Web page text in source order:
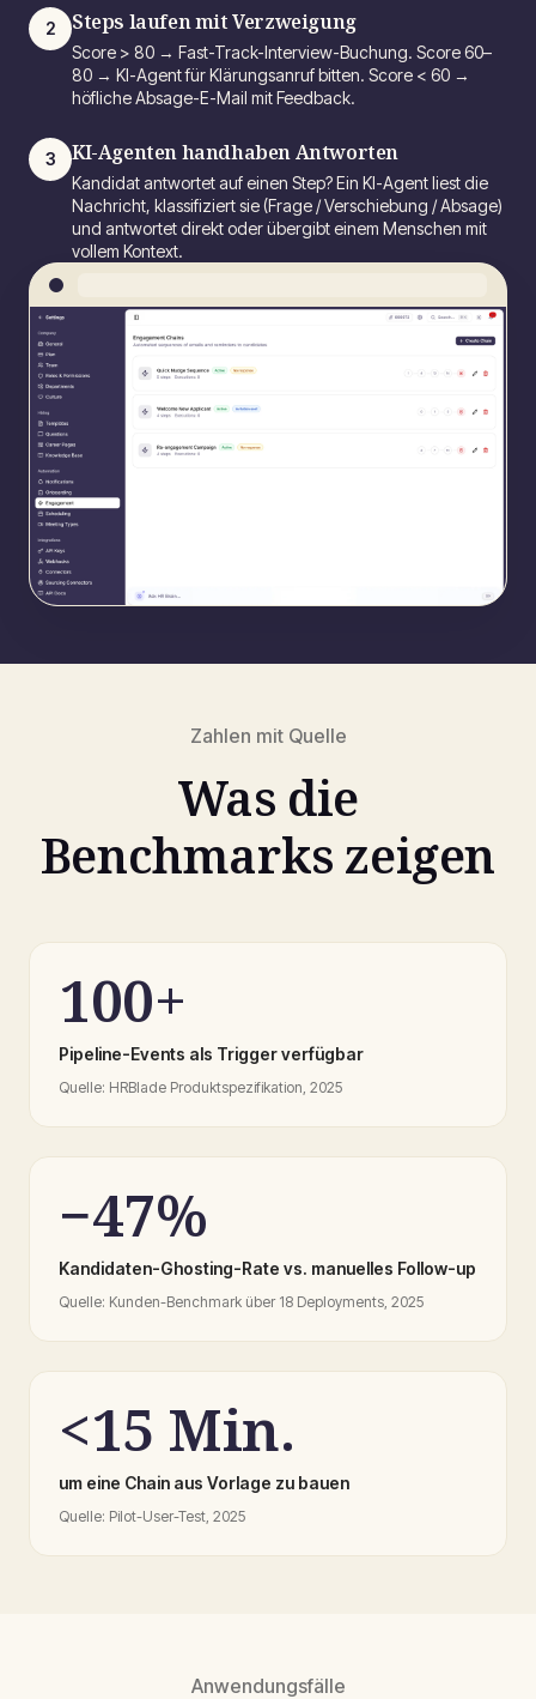
2 Steps laufen mit Verzweigung
Score > 80 → Fast-Track-Interview-Buchung. Score 60–
80 → KI-Agent für Klärungsanruf bitten. Score < 60 →
höfliche Absage-E-Mail mit Feedback.
3 KI-Agenten handhaben Antworten
Kandidat antwortet auf einen Step? Ein KI-Agent liest die
Nachricht, klassifiziert sie (Frage / Verschiebung / Absage)
und antwortet direkt oder übergibt einem Menschen mit
vollem Kontext.
Zahlen mit Quelle
Was die
Benchmarks zeigen
100+
Pipeline-Events als Trigger verfügbar
Quelle: HRBlade Produktspezifikation, 2025
−47%
Kandidaten-Ghosting-Rate vs. manuelles Follow-up
Quelle: Kunden-Benchmark über 18 Deployments, 2025
<15 Min.
um eine Chain aus Vorlage zu bauen
Quelle: Pilot-User-Test, 2025
Anwendungsfälle